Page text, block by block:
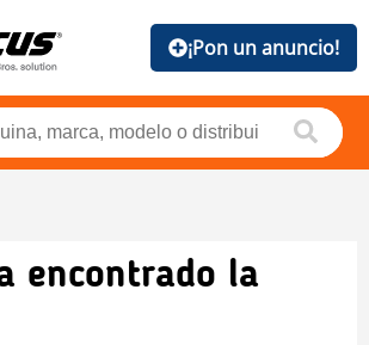
¡Pon un anuncio!
encontrado la